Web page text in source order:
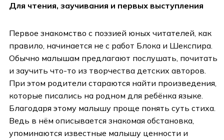
Для чтения, заучивания и первых выступления
Первое знакомство с поэзией юных читателей, как
правило, начинается не с работ Блока и Шекспира.
Обычно малышам предлагают послушать, почитать
и заучить что-то из творчества детских авторов.
При этом родители стараются найти произведения,
которые писались на родном для ребёнка языке.
Благодаря этому малышу проще понять суть стиха.
Ведь в нём описывается знакомая обстановка,
упоминаются известные малышу ценности и